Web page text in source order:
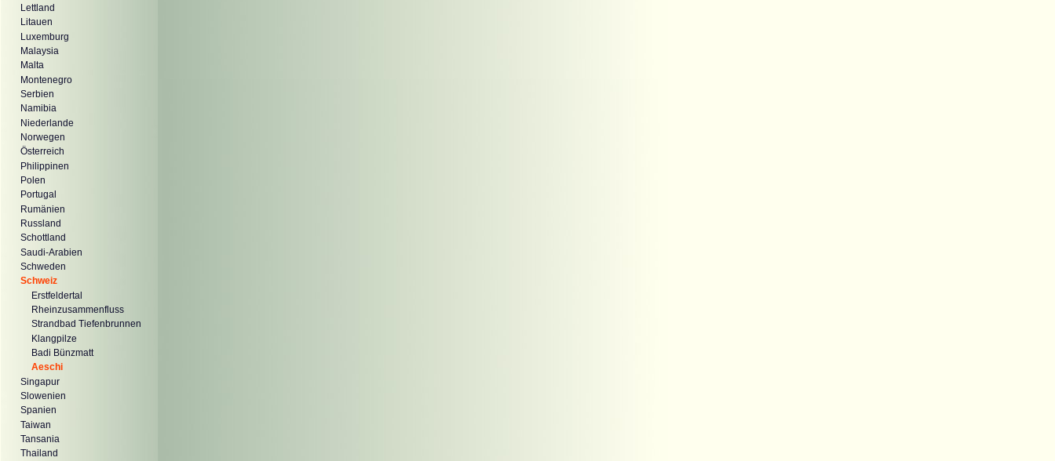
Lettland
Litauen
Luxemburg
Malaysia
Malta
Montenegro
Serbien
Namibia
Niederlande
Norwegen
Österreich
Philippinen
Polen
Portugal
Rumänien
Russland
Schottland
Saudi-Arabien
Schweden
Schweiz
Erstfeldertal
Rheinzusammenfluss
Strandbad Tiefenbrunnen
Klangpilze
Badi Bünzmatt
Aeschi
Singapur
Slowenien
Spanien
Taiwan
Tansania
Thailand